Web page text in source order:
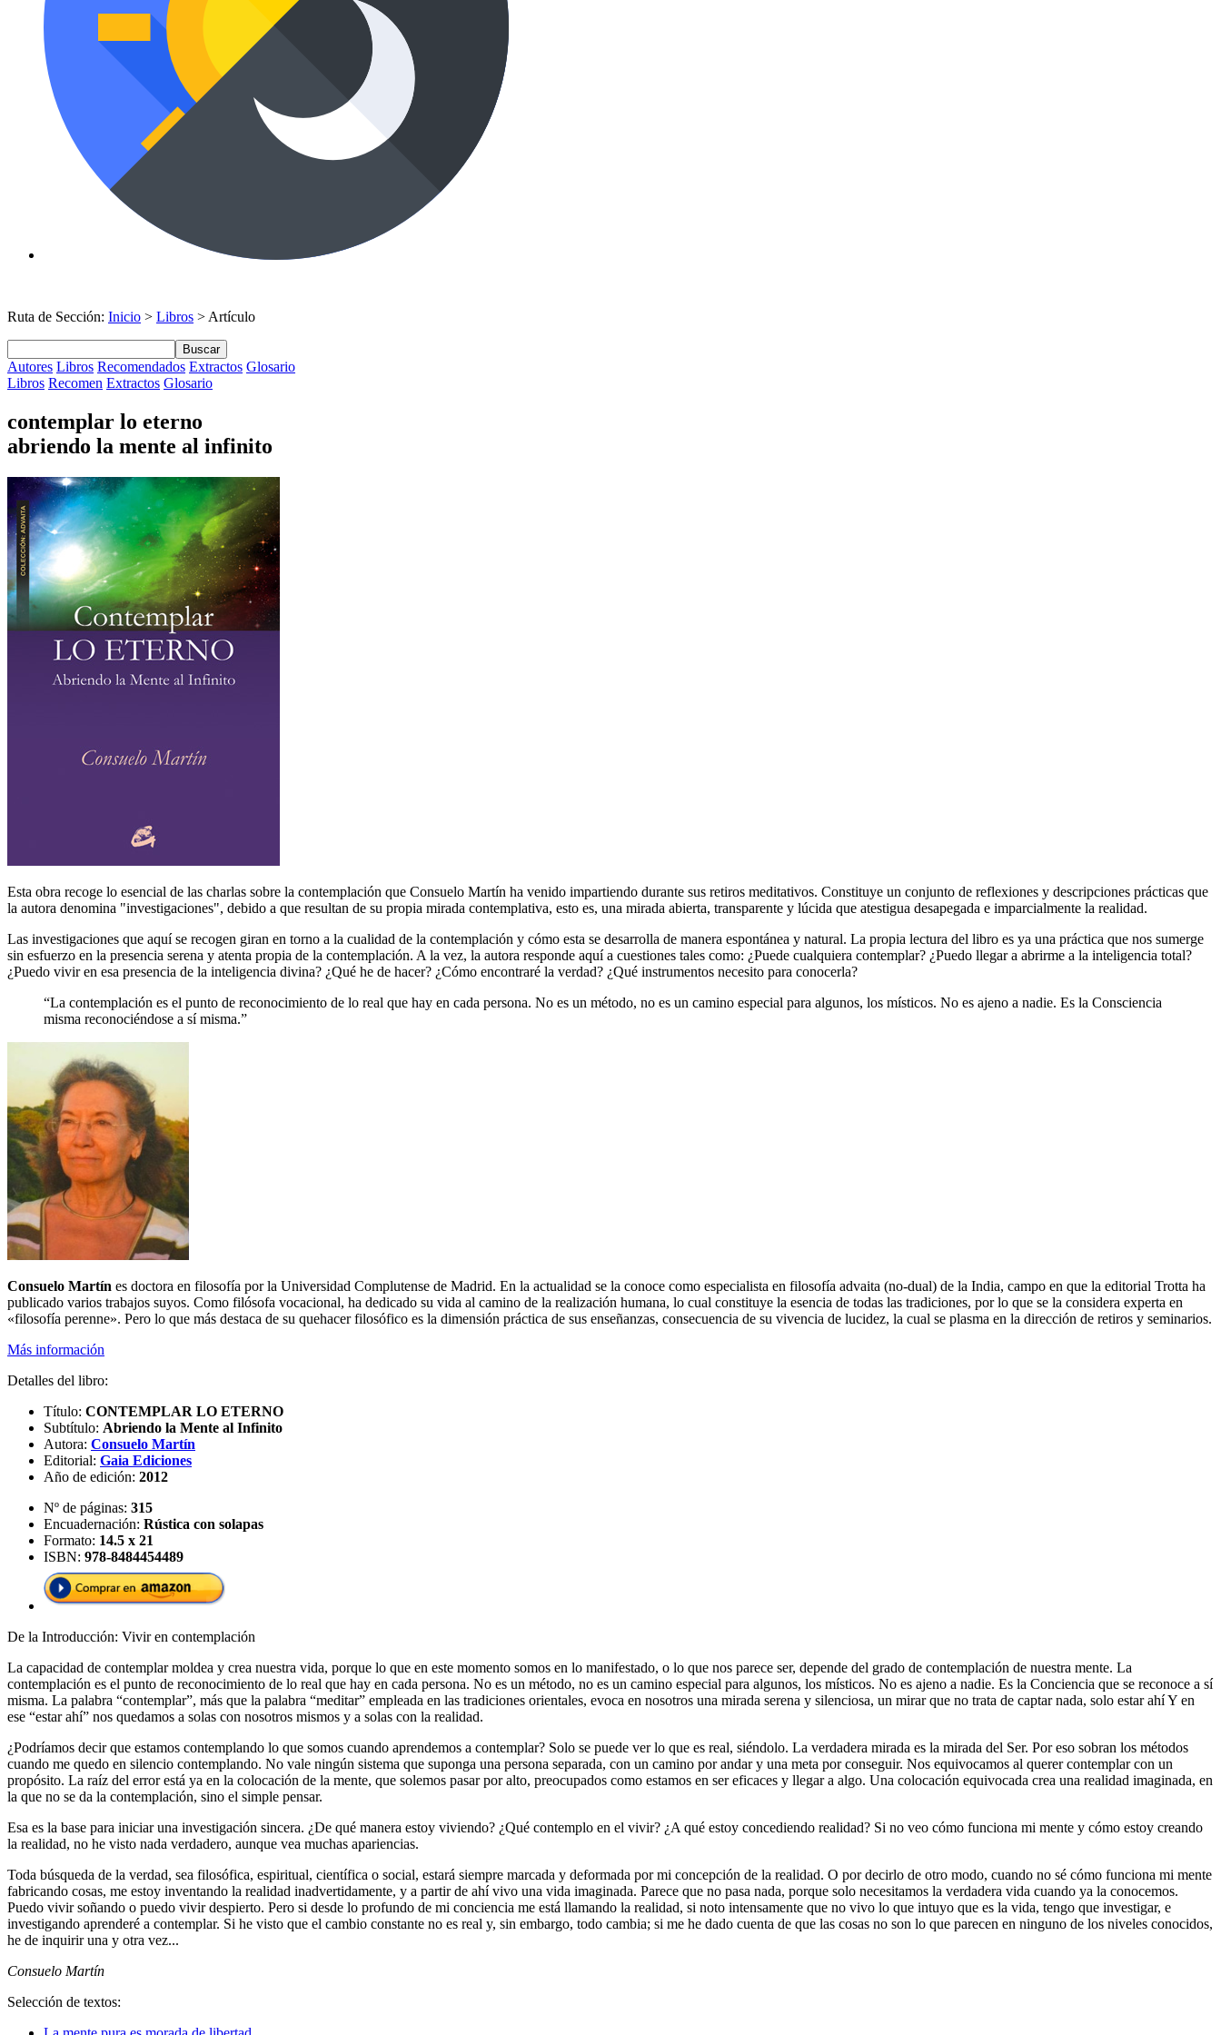
Ruta de Sección: Inicio > Libros > Artículo
Buscar
Autores Libros Recomendados Extractos Glosario
Libros Recomen Extractos Glosario
contemplar lo eterno
abriendo la mente al infinito
Esta obra recoge lo esencial de las charlas sobre la contemplación que Consuelo Martín ha venido impartiendo durante sus retiros meditativos. Constituye un conjunto de reflexiones y descripciones prácticas que
la autora denomina "investigaciones", debido a que resultan de su propia mirada contemplativa, esto es, una mirada abierta, transparente y lúcida que atestigua desapegada e imparcialmente la realidad.
Las investigaciones que aquí se recogen giran en torno a la cualidad de la contemplación y cómo esta se desarrolla de manera espontánea y natural. La propia lectura del libro es ya una práctica que nos sumerge
sin esfuerzo en la presencia serena y atenta propia de la contemplación. A la vez, la autora responde aquí a cuestiones tales como: ¿Puede cualquiera contemplar? ¿Puedo llegar a abrirme a la inteligencia total?
¿Puedo vivir en esa presencia de la inteligencia divina? ¿Qué he de hacer? ¿Cómo encontraré la verdad? ¿Qué instrumentos necesito para conocerla?
La contemplación es el punto de reconocimiento de lo real que hay en cada persona. No es un método, no es un camino especial para algunos, los místicos. No es ajeno a nadie. Es la Consciencia
misma reconociéndose a sí misma.
Consuelo Martín es doctora en filosofía por la Universidad Complutense de Madrid. En la actualidad se la conoce como especialista en filosofía advaita (no-dual) de la India, campo en que la editorial Trotta ha
publicado varios trabajos suyos. Como filósofa vocacional, ha dedicado su vida al camino de la realización humana, lo cual constituye la esencia de todas las tradiciones, por lo que se la considera experta en
«filosofía perenne». Pero lo que más destaca de su quehacer filosófico es la dimensión práctica de sus enseñanzas, consecuencia de su vivencia de lucidez, la cual se plasma en la dirección de retiros y seminarios.
Más información
Detalles del libro:
Título: CONTEMPLAR LO ETERNO
Subtítulo: Abriendo la Mente al Infinito
Autora: Consuelo Martín
Editorial: Gaia Ediciones
Año de edición: 2012
Nº de páginas: 315
Encuadernación: Rústica con solapas
Formato: 14.5 x 21
ISBN: 978-8484454489
De la Introducción: Vivir en contemplación
La capacidad de contemplar moldea y crea nuestra vida, porque lo que en este momento somos en lo manifestado, o lo que nos parece ser, depende del grado de contemplación de nuestra mente. La
contemplación es el punto de reconocimiento de lo real que hay en cada persona. No es un método, no es un camino especial para algunos, los místicos. No es ajeno a nadie. Es la Conciencia que se reconoce a sí
misma. La palabra
contemplar , más que la palabra meditar
empleada en las tradiciones orientales, evoca en nosotros una mirada serena y silenciosa, un mirar que no trata de captar nada, solo estar ahí Y en
ese
estar ahí
nos quedamos a solas con nosotros mismos y a solas con la realidad.
¿Podríamos decir que estamos contemplando lo que somos cuando aprendemos a contemplar? Solo se puede ver lo que es real, siéndolo. La verdadera mirada es la mirada del Ser. Por eso sobran los métodos
cuando me quedo en silencio contemplando. No vale ningún sistema que suponga una persona separada, con un camino por andar y una meta por conseguir. Nos equivocamos al querer contemplar con un
propósito. La raíz del error está ya en la colocación de la mente, que solemos pasar por alto, preocupados como estamos en ser eficaces y llegar a algo. Una colocación equivocada crea una realidad imaginada, en
la que no se da la contemplación, sino el simple pensar.
Esa es la base para iniciar una investigación sincera. ¿De qué manera estoy viviendo? ¿Qué contemplo en el vivir? ¿A qué estoy concediendo realidad? Si no veo cómo funciona mi mente y cómo estoy creando
la realidad, no he visto nada verdadero, aunque vea muchas apariencias.
Toda búsqueda de la verdad, sea filosófica, espiritual, científica o social, estará siempre marcada y deformada por mi concepción de la realidad. O por decirlo de otro modo, cuando no sé cómo funciona mi mente
fabricando cosas, me estoy inventando la realidad inadvertidamente, y a partir de ahí vivo una vida imaginada. Parece que no pasa nada, porque solo necesitamos la verdadera vida cuando ya la conocemos.
Puedo vivir soñando o puedo vivir despierto. Pero si desde lo profundo de mi conciencia me está llamando la realidad, si noto intensamente que no vivo lo que intuyo que es la vida, tengo que investigar, e
investigando aprenderé a contemplar. Si he visto que el cambio constante no es real y, sin embargo, todo cambia; si me he dado cuenta de que las cosas no son lo que parecen en ninguno de los niveles conocidos,
he de inquirir una y otra vez...
Consuelo Martín
Selección de textos: